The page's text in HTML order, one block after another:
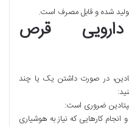
شده و قابل مصرف است.
قرص
در صورت داشتن یک یا چند
ضروری است:
کارهایی که نیاز به هوشیاری